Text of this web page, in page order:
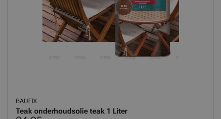
BAUFIX
Teak onderhoudsolie teak 1 Liter